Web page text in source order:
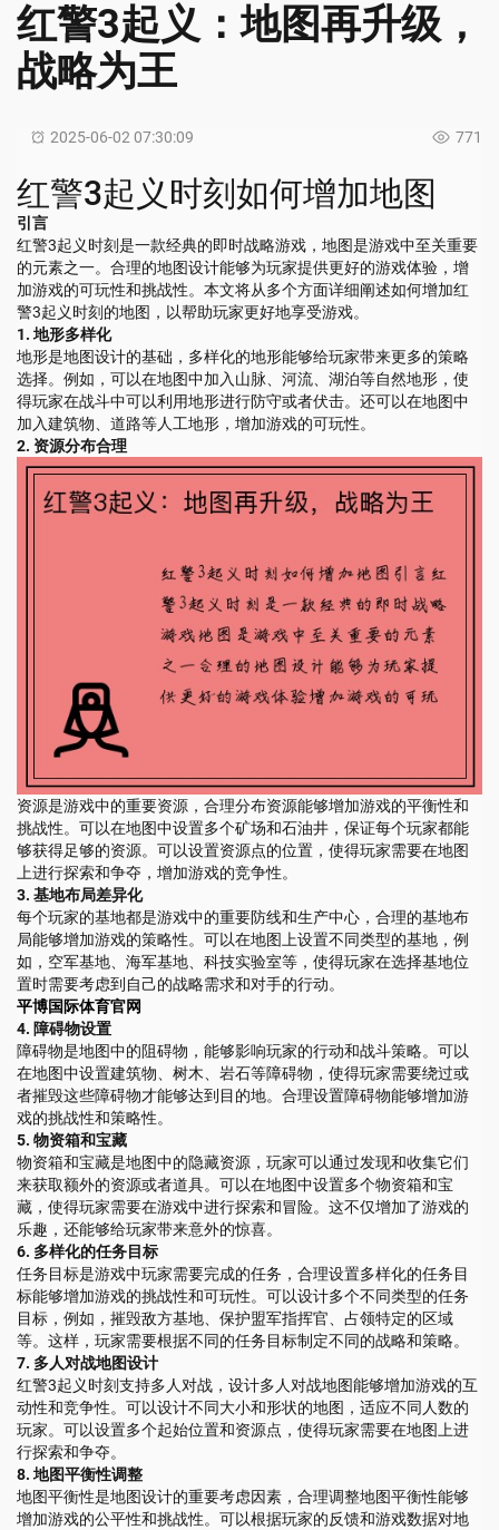
红警3起义：地图再升级，
战略为王
2025-06-02 07:30:09 771
红警3起义时刻如何增加地图
引言
红警3起义时刻是一款经典的即时战略游戏，地图是游戏中至关重要
的元素之一。合理的地图设计能够为玩家提供更好的游戏体验，增
加游戏的可玩性和挑战性。本文将从多个方面详细阐述如何增加红
警3起义时刻的地图，以帮助玩家更好地享受游戏。
1. 地形多样化
地形是地图设计的基础，多样化的地形能够给玩家带来更多的策略
选择。例如，可以在地图中加入山脉、河流、湖泊等自然地形，使
得玩家在战斗中可以利用地形进行防守或者伏击。还可以在地图中
加入建筑物、道路等人工地形，增加游戏的可玩性。
2. 资源分布合理
资源是游戏中的重要资源，合理分布资源能够增加游戏的平衡性和
挑战性。可以在地图中设置多个矿场和石油井，保证每个玩家都能
够获得足够的资源。可以设置资源点的位置，使得玩家需要在地图
上进行探索和争夺，增加游戏的竞争性。
3. 基地布局差异化
每个玩家的基地都是游戏中的重要防线和生产中心，合理的基地布
局能够增加游戏的策略性。可以在地图上设置不同类型的基地，例
如，空军基地、海军基地、科技实验室等，使得玩家在选择基地位
置时需要考虑到自己的战略需求和对手的行动。
平博国际体育官网
4. 障碍物设置
障碍物是地图中的阻碍物，能够影响玩家的行动和战斗策略。可以
在地图中设置建筑物、树木、岩石等障碍物，使得玩家需要绕过或
者摧毁这些障碍物才能够达到目的地。合理设置障碍物能够增加游
戏的挑战性和策略性。
5. 物资箱和宝藏
物资箱和宝藏是地图中的隐藏资源，玩家可以通过发现和收集它们
来获取额外的资源或者道具。可以在地图中设置多个物资箱和宝
藏，使得玩家需要在游戏中进行探索和冒险。这不仅增加了游戏的
乐趣，还能够给玩家带来意外的惊喜。
6. 多样化的任务目标
任务目标是游戏中玩家需要完成的任务，合理设置多样化的任务目
标能够增加游戏的挑战性和可玩性。可以设计多个不同类型的任务
目标，例如，摧毁敌方基地、保护盟军指挥官、占领特定的区域
等。这样，玩家需要根据不同的任务目标制定不同的战略和策略。
7. 多人对战地图设计
红警3起义时刻支持多人对战，设计多人对战地图能够增加游戏的互
动性和竞争性。可以设计不同大小和形状的地图，适应不同人数的
玩家。可以设置多个起始位置和资源点，使得玩家需要在地图上进
行探索和争夺。
8. 地图平衡性调整
地图平衡性是地图设计的重要考虑因素，合理调整地图平衡性能够
增加游戏的公平性和挑战性。可以根据玩家的反馈和游戏数据对地